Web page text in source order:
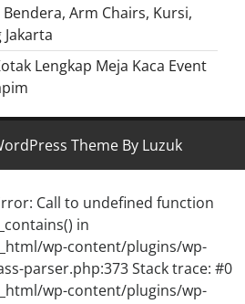
Arm Chairs, Kursi,
Lengkap Meja Kaca Event
Theme By Luzuk
Call to undefined function
in
wp-content/plugins/wp-
parser.php:373 Stack trace: #0
wp-content/plugins/wp-